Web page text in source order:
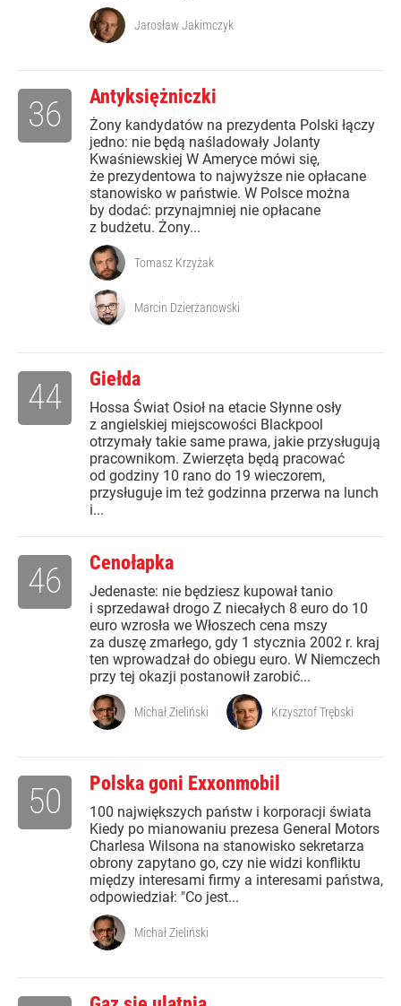
Jarosław Jakimczyk
Antyksiężniczki
Żony kandydatów na prezydenta Polski łączy
jedno: nie będą naśladowały Jolanty
Kwaśniewskiej W Ameryce mówi się,
że prezydentowa to najwyższe nie opłacane
stanowisko w państwie. W Polsce można
by dodać: przynajmniej nie opłacane
z budżetu. Żony...
36
Tomasz Krzyżak
Marcin Dzierżanowski
Giełda
Hossa Świat Osioł na etacie Słynne osły
z angielskiej miejscowości Blackpool
otrzymały takie same prawa, jakie przysługują
pracownikom. Zwierzęta będą pracować
od godziny 10 rano do 19 wieczorem,
przysługuje im też godzinna przerwa na lunch
i...
44
Cenołapka
Jedenaste: nie będziesz kupował tanio
i sprzedawał drogo Z niecałych 8 euro do 10
euro wzrosła we Włoszech cena mszy
za duszę zmarłego, gdy 1 stycznia 2002 r. kraj
ten wprowadzał do obiegu euro. W Niemczech
przy tej okazji postanowił zarobić...
46
Michał Zieliński Krzysztof Trębski
Polska goni Exxonmobil
100 największych państw i korporacji świata
Kiedy po mianowaniu prezesa General Motors
Charlesa Wilsona na stanowisko sekretarza
obrony zapytano go, czy nie widzi konfliktu
między interesami firmy a interesami państwa,
odpowiedział: "Co jest...
50
Michał Zieliński